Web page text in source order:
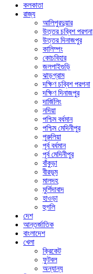
কলকাতা
রাজ্য
আলিপুরদুয়ার
উত্তর চব্বিশ পরগনা
উত্তর দিনাজপুর
কালিম্পং
কোচবিহার
জলপাইগুড়ি
ঝাড়গ্রাম
দক্ষিণ চব্বিশ পরগনা
দক্ষিণ দিনাজপুর
দার্জিলিং
নদিয়া
পশ্চিম বর্ধমান
পশ্চিম মেদিনীপুর
পুরুলিয়া
পূর্ব বর্ধমান
পূর্ব মেদিনীপুর
বাঁকুড়া
বীরভূম
মালদহ
মুর্শিদাবাদ
হাওড়া
হুগলি
দেশ
আন্তর্জাতিক
বাংলাদেশ
খেলা
ক্রিকেট
ফুটবল
অন্যান্য